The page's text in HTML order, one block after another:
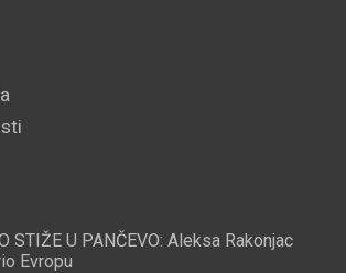
STIŽE U PANČEVO: Aleksa Rakonjac
Evropu